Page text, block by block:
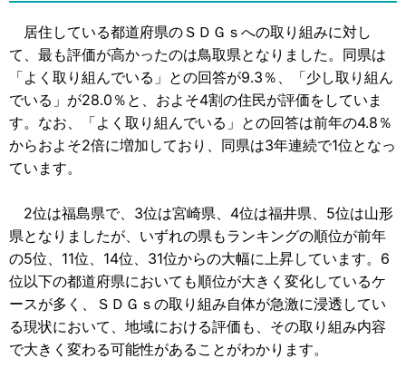
居住している都道府県のＳＤＧｓへの取り組みに対し
て、最も評価が高かったのは鳥取県となりました。同県は
「よく取り組んでいる」との回答が9.3％、「少し取り組ん
でいる」が28.0％と、およそ4割の住民が評価をしていま
す。なお、「よく取り組んでいる」との回答は前年の4.8％
からおよそ2倍に増加しており、同県は3年連続で1位となっ
ています。
2位は福島県で、3位は宮崎県、4位は福井県、5位は山形
県となりましたが、いずれの県もランキングの順位が前年
の5位、11位、14位、31位からの大幅に上昇しています。6
位以下の都道府県においても順位が大きく変化しているケ
ースが多く、ＳＤＧｓの取り組み自体が急激に浸透してい
る現状において、地域における評価も、その取り組み内容
で大きく変わる可能性があることがわかります。